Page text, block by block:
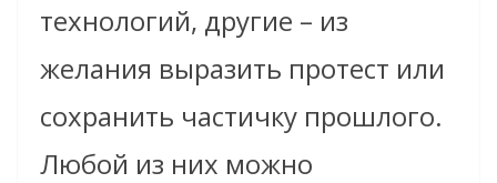
технологий, другие – из
желания выразить протест или
сохранить частичку прошлого.
Любой из них можно